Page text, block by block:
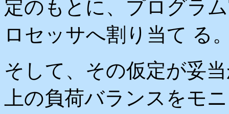
定のもとに、プログラ
ロセッサへ割り当て る
そして、その仮定が妥
上の負荷バランスをモ